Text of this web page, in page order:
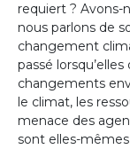
requiert ? Avons-
nous parlons de
changement
passé
changements
le climat, les
menace des
sont elles-